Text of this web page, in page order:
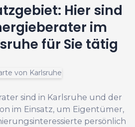
Hier sind
im
für Sie tätig
sind in Karlsruhe und der
im Einsatz, um Eigentümer,
persönlich